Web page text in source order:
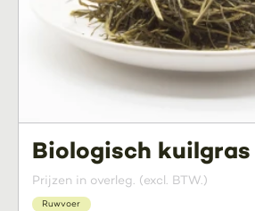
Biologisch kuilgras
Prijzen in overleg. (excl. BTW.)
Ruwvoer